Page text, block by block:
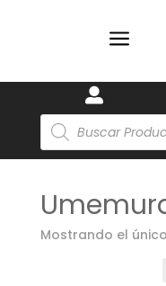
a

Búsqueda
de
productos
Mostrando el